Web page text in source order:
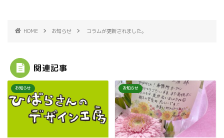
HOME お知らせ コラムが更新されました。
関連記事
お知らせ お知らせ